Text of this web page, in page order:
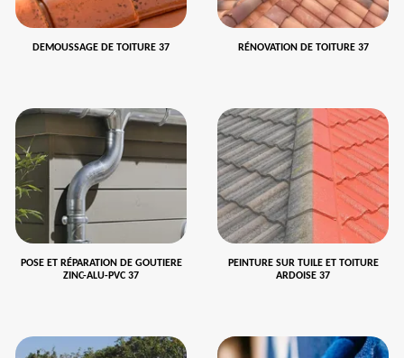
DEMOUSSAGE DE TOITURE 37 RÉNOVATION DE TOITURE 37
POSE ET RÉPARATION DE GOUTIERE
ZINC-ALU-PVC 37
PEINTURE SUR TUILE ET TOITURE
ARDOISE 37